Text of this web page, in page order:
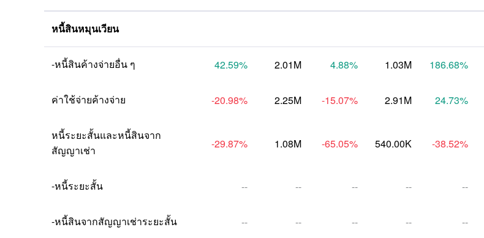
หนี้สินหมุนเวียน
-หนี้สินค้างจ่ายอื่น ๆ 42.59% 2.01M 4.88% 1.03M 186.68%
ค่าใช้จ่ายค้างจ่าย -20.98% 2.25M -15.07% 2.91M 24.73%
หนี้ระยะสั้นและหนี้สินจาก
สัญญาเช่า
-29.87% 1.08M -65.05% 540.00K -38.52%
-หนี้ระยะสั้น -- -- -- -- --
-หนี้สินจากสัญญาเช่าระยะสั้น -- -- -- -- --